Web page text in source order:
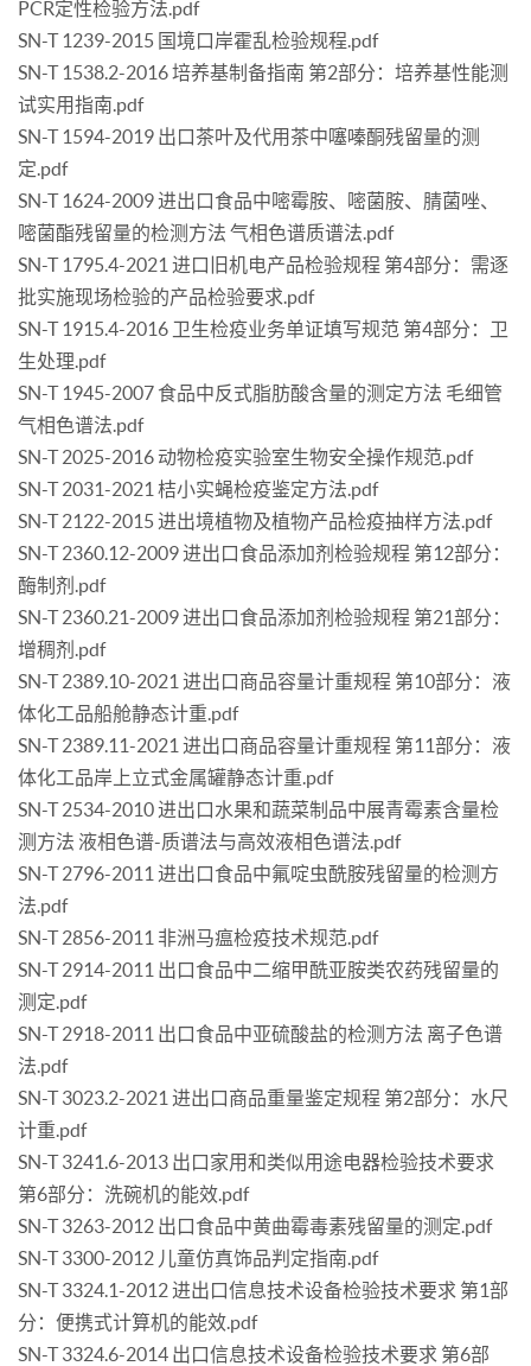
PCR定性检验方法.pdf
SN-T 1239-2015 国境口岸霍乱检验规程.pdf
SN-T 1538.2-2016 培养基制备指南 第2部分：培养基性能测
试实用指南.pdf
SN-T 1594-2019 出口茶叶及代用茶中噻嗪酮残留量的测
定.pdf
SN-T 1624-2009 进出口食品中嘧霉胺、嘧菌胺、腈菌唑、
嘧菌酯残留量的检测方法 气相色谱质谱法.pdf
SN-T 1795.4-2021 进口旧机电产品检验规程 第4部分：需逐
批实施现场检验的产品检验要求.pdf
SN-T 1915.4-2016 卫生检疫业务单证填写规范 第4部分：卫
生处理.pdf
SN-T 1945-2007 食品中反式脂肪酸含量的测定方法 毛细管
气相色谱法.pdf
SN-T 2025-2016 动物检疫实验室生物安全操作规范.pdf
SN-T 2031-2021 桔小实蝇检疫鉴定方法.pdf
SN-T 2122-2015 进出境植物及植物产品检疫抽样方法.pdf
SN-T 2360.12-2009 进出口食品添加剂检验规程 第12部分：
酶制剂.pdf
SN-T 2360.21-2009 进出口食品添加剂检验规程 第21部分：
增稠剂.pdf
SN-T 2389.10-2021 进出口商品容量计重规程 第10部分：液
体化工品船舱静态计重.pdf
SN-T 2389.11-2021 进出口商品容量计重规程 第11部分：液
体化工品岸上立式金属罐静态计重.pdf
SN-T 2534-2010 进出口水果和蔬菜制品中展青霉素含量检
测方法 液相色谱-质谱法与高效液相色谱法.pdf
SN-T 2796-2011 进出口食品中氟啶虫酰胺残留量的检测方
法.pdf
SN-T 2856-2011 非洲马瘟检疫技术规范.pdf
SN-T 2914-2011 出口食品中二缩甲酰亚胺类农药残留量的
测定.pdf
SN-T 2918-2011 出口食品中亚硫酸盐的检测方法 离子色谱
法.pdf
SN-T 3023.2-2021 进出口商品重量鉴定规程 第2部分：水尺
计重.pdf
SN-T 3241.6-2013 出口家用和类似用途电器检验技术要求
第6部分：洗碗机的能效.pdf
SN-T 3263-2012 出口食品中黄曲霉毒素残留量的测定.pdf
SN-T 3300-2012 儿童仿真饰品判定指南.pdf
SN-T 3324.1-2012 进出口信息技术设备检验技术要求 第1部
分：便携式计算机的能效.pdf
SN-T 3324.6-2014 出口信息技术设备检验技术要求 第6部